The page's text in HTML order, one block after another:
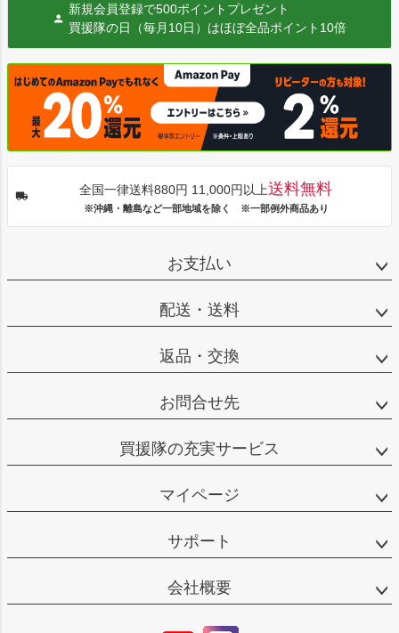
新規会員登録で500ポイントプレゼント
買援隊の日（毎月10日）はほぼ全品ポイント10倍
全国一律送料880円 11,000円以上送料無料
※沖縄・離島など一部地域を除く ※一部例外商品あり
お支払い
配送・送料
返品・交換
お問合せ先
買援隊の充実サービス
マイページ
サポート
会社概要